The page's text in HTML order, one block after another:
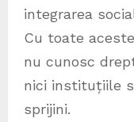
integrarea
Cu toate
nu cunosc
nici instituțiile
sprijini.